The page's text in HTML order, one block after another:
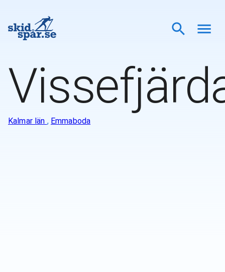
Kalmar län , Emmaboda